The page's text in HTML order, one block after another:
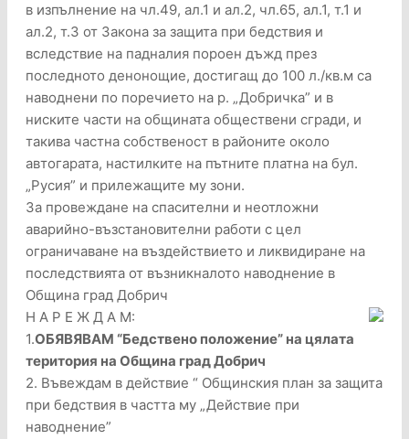
в изпълнение на чл.49, ал.1 и ал.2, чл.65, ал.1, т.1 и
ал.2, т.3 от Закона за защита при бедствия и
вследствие на падналия пороен дъжд през
последното денонощие, достигащ до 100 л./кв.м са
наводнени по поречието на р. „Добричка” и в
ниските части на общината обществени сгради, и
такива частна собственост в районите около
автогарата, настилките на пътните платна на бул.
„Русия” и прилежащите му зони.
За провеждане на спасителни и неотложни
аварийно-възстановителни работи с цел
ограничаване на въздействието и ликвидиране на
последствията от възникналото наводнение в
Община град Добрич
Н А Р Е Ж Д А М:
1.ОБЯВЯВАМ “Бедствено положение” на цялата
територия на Община град Добрич
2. Въвеждам в действие “ Общинския план за защита
при бедствия в частта му „Действие при
наводнение”